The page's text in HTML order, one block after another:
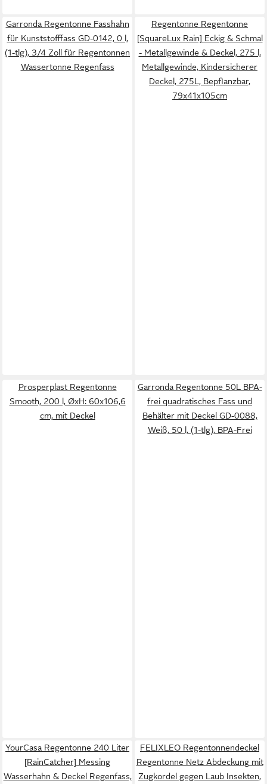
Garronda Regentonne Fasshahn
für Kunststofffass GD-0142, 0 l,
(1-tlg), 3/4 Zoll für Regentonnen
Wassertonne Regenfass
Regentonne Regentonne
[SquareLux Rain] Eckig & Schmal
- Metallgewinde & Deckel, 275 l,
Metallgewinde, Kindersicherer
Deckel, 275L, Bepflanzbar,
79x41x105cm
Prosperplast Regentonne
Smooth, 200 l, ØxH: 60x106,6
cm, mit Deckel
Garronda Regentonne 50L BPA-
frei quadratisches Fass und
Behälter mit Deckel GD-0088,
Weiß, 50 l, (1-tlg), BPA-Frei
YourCasa Regentonne 240 Liter
[RainCatcher] Messing
Wasserhahn & Deckel Regenfass,
FELIXLEO Regentonnendeckel
Regentonne Netz Abdeckung mit
Zugkordel gegen Laub Insekten,